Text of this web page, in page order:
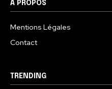
A PROPOS
Mentions Légales
Contact
TRENDING